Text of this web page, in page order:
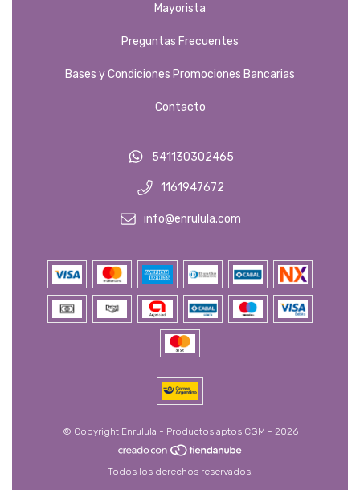
Mayorista
Preguntas Frecuentes
Bases y Condiciones Promociones Bancarias
Contacto
541130302465
1161947672
info@enrulula.com
© Copyright Enrulula - Productos aptos CGM - 2026
Todos los derechos reservados.